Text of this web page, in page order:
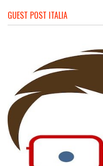
GUEST POST ITALIA